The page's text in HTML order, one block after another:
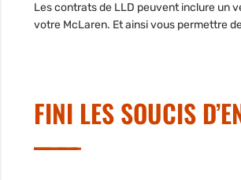
Les contrats de LLD peuvent inclure un
votre McLaren. Et ainsi vous permettre
FINI LES SOUCIS